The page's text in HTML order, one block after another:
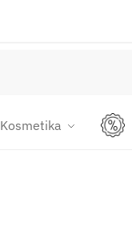
Kosmetika